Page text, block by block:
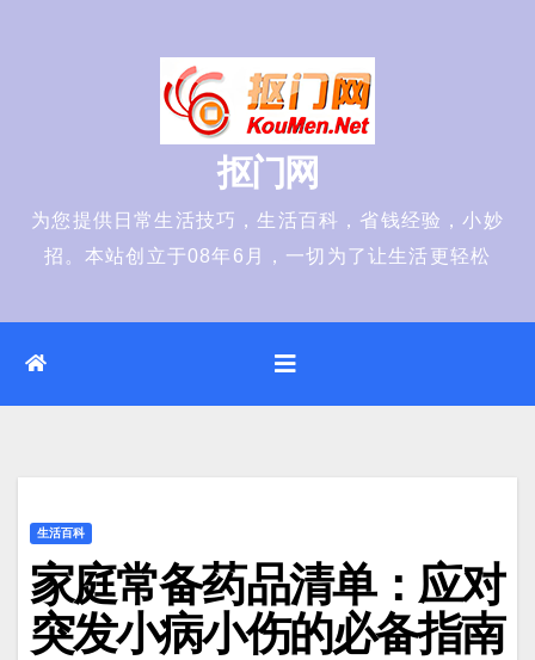
抠门网
为您提供日常生活技巧，生活百科，省钱经验，小妙
招。本站创立于08年6月，一切为了让生活更轻松
生活百科
家庭常备药品清单：应对
突发小病小伤的必备指南